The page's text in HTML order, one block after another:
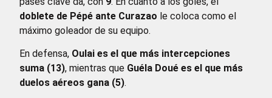
doblete de Pépé ante Curazao le coloca como el
máximo goleador de su equipo.
En defensa, Oulai es el que más intercepciones
suma (13), mientras que Guéla Doué es el que más
duelos aéreos gana (5).